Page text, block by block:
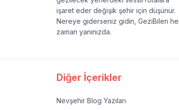
işaret eder değişik şehir için düşünür.
Nereye giderseniz gidin, GeziBilen
zaman yanınızda.
Diğer İçerikler
Nevşehir Blog Yazıları